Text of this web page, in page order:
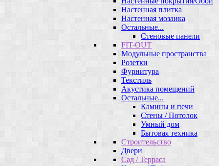
Настенная плитка
Настенная мозаика
Остальные...
Стеновые панели
FIT-OUT
Модульные пространства
Розетки
Фурнитура
Текстиль
Акустика помещений
Остальные...
Камины и печи
Стены / Потолок
Умный дом
Бытовая техника
Строительство
Двери
Сад / Терраса